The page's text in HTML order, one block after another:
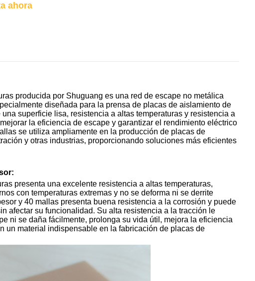
ahora
producida por Shuguang es una red de escape no metálica
diseñada para la prensa de placas de aislamiento de
superficie lisa, resistencia a altas temperaturas y resistencia a
la eficiencia de escape y garantizar el rendimiento eléctrico
se utiliza ampliamente en la producción de placas de
y otras industrias, proporcionando soluciones más eficientes
presenta una excelente resistencia a altas temperaturas,
con temperaturas extremas y no se deforma ni se derrite
y 40 mallas presenta buena resistencia a la corrosión y puede
afectar su funcionalidad. Su alta resistencia a la tracción le
ni se daña fácilmente, prolonga su vida útil, mejora la eficiencia
un material indispensable en la fabricación de placas de